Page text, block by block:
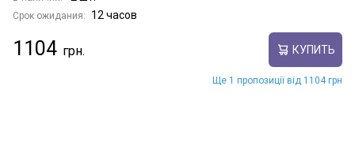
Срок ожидания: 12 часов
1104 КУПИТЬ
Ще 1 пропозиції від 1104 грн